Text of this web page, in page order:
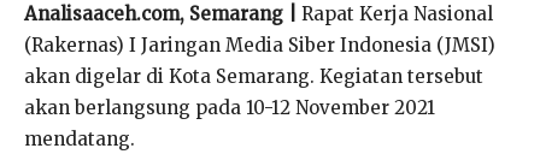
Analisaaceh.com, Semarang |
Rapat Kerja Nasional
(Rakernas) I Jaringan Media Siber Indonesia (JMSI)
akan digelar di Kota Semarang. Kegiatan tersebut
akan berlangsung pada 10-12 November 2021
mendatang.